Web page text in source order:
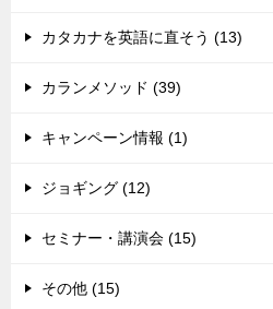
カタカナを英語に直そう (13)
カランメソッド (39)
キャンペーン情報 (1)
ジョギング (12)
セミナー・講演会 (15)
その他 (15)